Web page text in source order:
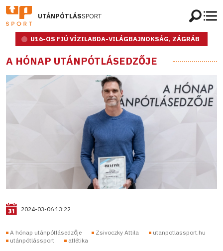
UTÁNPÓTLÁSSPORT
U16-OS FIÚ VÍZILABDA-VILÁGBAJNOKSÁG, ZÁGRÁB
A HÓNAP UTÁNPÓTLÁSEDZŐJE
2024-03-06 13:22
A hónap utánpótlásedzője Zsivoczky Attila
utanpotlassport.hu
utánpótlássport
atlétika